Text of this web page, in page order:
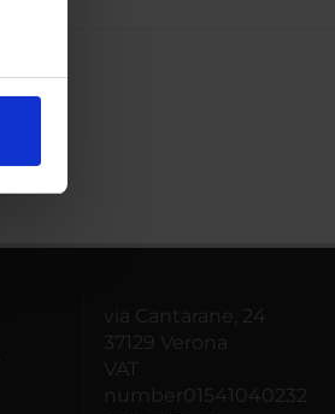
via Cantarane, 24
37129 Verona
VAT
number01541040232